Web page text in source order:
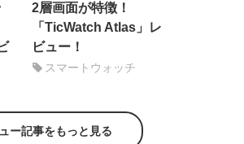
2層画面が特徴！
「TicWatch Atlas」レ
ビュー！
スマートウォッチ
ー記事をもっと見る